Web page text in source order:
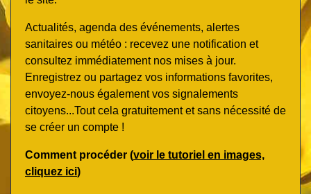
Actualités, agenda des événements, alertes
sanitaires ou météo : recevez une notification et
consultez immédiatement nos mises à jour.
Enregistrez ou partagez vos informations favorites,
envoyez-nous également vos signalements
citoyens...Tout cela gratuitement et sans nécessité de
se créer un compte !
Comment procéder (voir le tutoriel en images,
cliquez ici)